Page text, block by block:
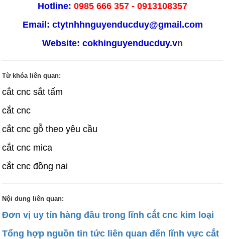
Hotline: 0985 666 357 - 0913108357
Email: ctytnhhnguyenducduy@gmail.com
Website: cokhinguyenducduy.vn
Từ khóa liên quan:
cắt cnc sắt tấm
cắt cnc
cắt cnc gỗ theo yêu cầu
cắt cnc mica
cắt cnc đồng nai
Nội dung liên quan:
Đơn vị uy tín hàng đầu trong lĩnh cắt cnc kim loại
Tổng hợp nguồn tin tức liên quan đến lĩnh vực cắt